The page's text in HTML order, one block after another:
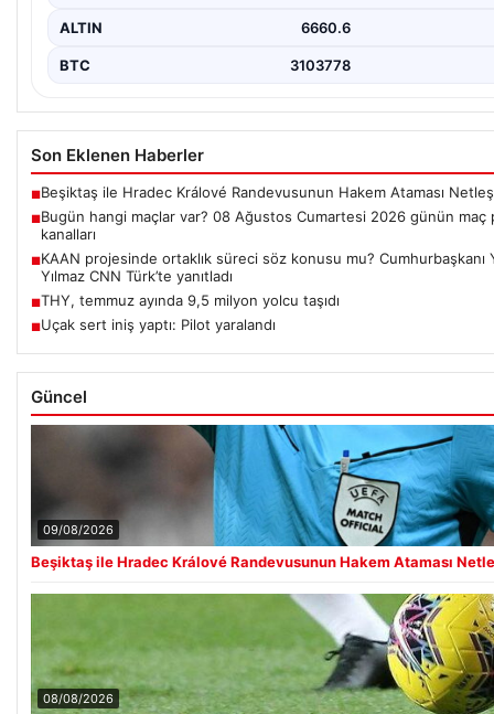
ALTIN 6660.6
BTC 3103778
Son Eklenen Haberler
■Beşiktaş ile Hradec Králové Randevusunun Hakem Ataması
■Bugün hangi maçlar var? 08 Ağustos Cumartesi 2026 günün maç
kanalları
■KAAN projesinde ortaklık süreci söz konusu mu? Cumhurbaşkanı
Yılmaz CNN Türk’te yanıtladı
■THY, temmuz ayında 9,5 milyon yolcu taşıdı
■Uçak sert iniş yaptı: Pilot yaralandı
Güncel
09/08/2026
Beşiktaş ile Hradec Králové Randevusunun Hakem Ataması
08/08/2026